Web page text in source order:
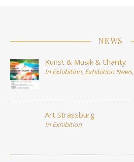
NEWS
Kunst & Musik & Charity
In Exhibition, Exhibition News,
Art Strassburg
In Exhibition